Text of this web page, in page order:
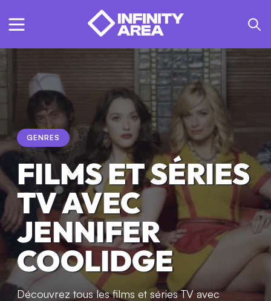
GENRES
FILMS ET SÉRIES
TV AVEC
JENNIFER
COOLIDGE
Découvrez tous les films et séries TV avec